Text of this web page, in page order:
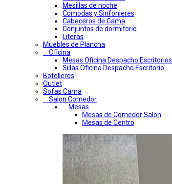
Mesillas de noche
Comodas y Sinfonieres
Cabeceros de Cama
Conjuntos de dormitorio
Literas
Muebles de Plancha
Oficina
Mesas Oficina Despacho Escritorios
Sillas Oficina Despacho Escritorio
Botelleros
Outlet
Sofas Cama
Salon Comedor
Mesas
Mesas de Comedor Salon
Mesas de Centro